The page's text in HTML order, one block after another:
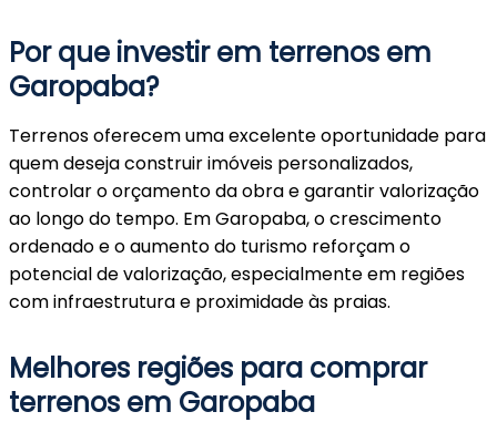
Por que investir em terrenos em
Garopaba?
Terrenos oferecem uma excelente oportunidade para
quem deseja construir imóveis personalizados,
controlar o orçamento da obra e garantir valorização
ao longo do tempo. Em Garopaba, o crescimento
ordenado e o aumento do turismo reforçam o
potencial de valorização, especialmente em regiões
com infraestrutura e proximidade às praias.
Melhores regiões para comprar
terrenos em Garopaba